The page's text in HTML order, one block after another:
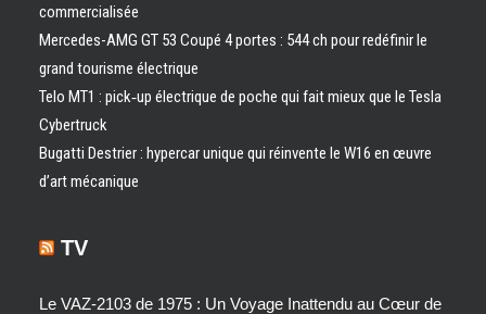
commercialisée
Mercedes-AMG GT 53 Coupé 4 portes : 544 ch pour redéfinir le
grand tourisme électrique
Telo MT1 : pick‑up électrique de poche qui fait mieux que le Tesla
Cybertruck
Bugatti Destrier : hypercar unique qui réinvente le W16 en œuvre
d’art mécanique
TV
Le VAZ-2103 de 1975 : Un Voyage Inattendu au Cœur de